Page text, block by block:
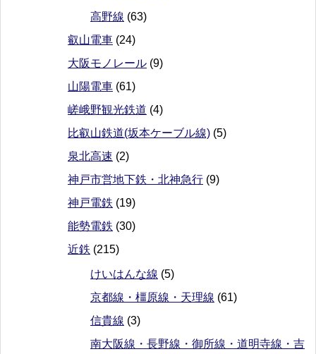
高野線 (63)
叡山電車 (24)
大阪モノレール (9)
山陽電車 (61)
嵯峨野観光鉄道 (4)
比叡山鉄道(坂本ケーブル線) (5)
泉北高速 (2)
神戸市営地下鉄・北神急行 (9)
神戸電鉄 (19)
能勢電鉄 (30)
近鉄 (215)
けいはんな線 (5)
京都線・橿原線・天理線 (61)
信貴線 (3)
南大阪線・長野線・御所線・道明寺線・吉